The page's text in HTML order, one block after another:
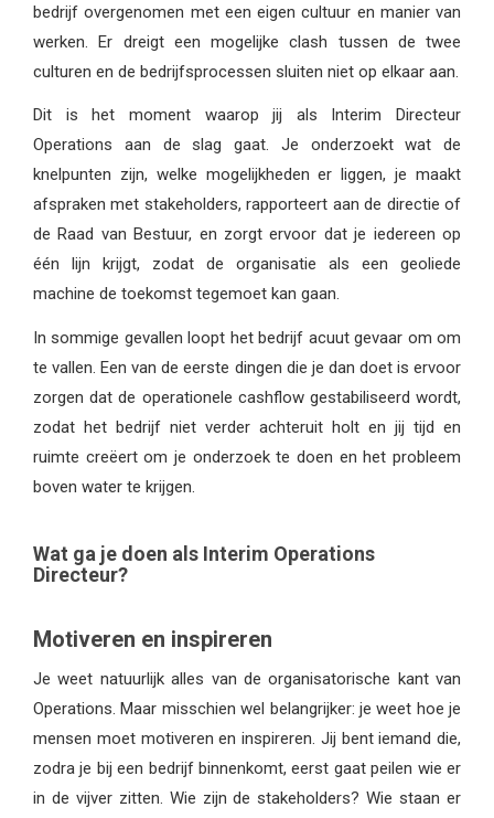
bedrijf overgenomen met een eigen cultuur en manier van
werken. Er dreigt een mogelijke clash tussen de twee
culturen en de bedrijfsprocessen sluiten niet op elkaar aan.
Dit is het moment waarop jij als Interim Directeur
Operations aan de slag gaat. Je onderzoekt wat de
knelpunten zijn, welke mogelijkheden er liggen, je maakt
afspraken met stakeholders, rapporteert aan de directie of
de Raad van Bestuur, en zorgt ervoor dat je iedereen op
één lijn krijgt, zodat de organisatie als een geoliede
machine de toekomst tegemoet kan gaan.
In sommige gevallen loopt het bedrijf acuut gevaar om om
te vallen. Een van de eerste dingen die je dan doet is ervoor
zorgen dat de operationele cashflow gestabiliseerd wordt,
zodat het bedrijf niet verder achteruit holt en jij tijd en
ruimte creëert om je onderzoek te doen en het probleem
boven water te krijgen.
Wat ga je doen als Interim Operations
Directeur?
Motiveren en inspireren
Je weet natuurlijk alles van de organisatorische kant van
Operations. Maar misschien wel belangrijker: je weet hoe je
mensen moet motiveren en inspireren. Jij bent iemand die,
zodra je bij een bedrijf binnenkomt, eerst gaat peilen wie er
in de vijver zitten. Wie zijn de stakeholders? Wie staan er